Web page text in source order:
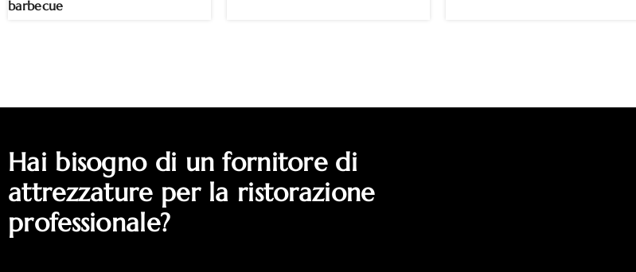
barbecue
Hai bisogno di un fornitore di
attrezzature per la ristorazione
professionale?